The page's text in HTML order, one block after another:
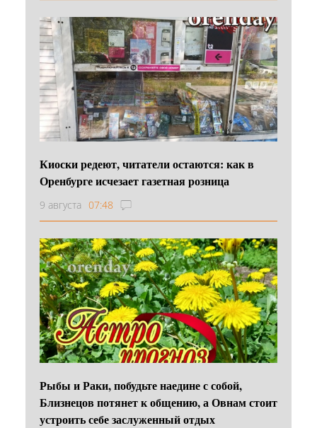
Киоски редеют, читатели остаются: как в
Оренбурге исчезает газетная розница
9 августа 07:48
Рыбы и Раки, побудьте наедине с собой,
Близнецов потянет к общению, а Овнам стоит
устроить себе заслуженный отдых